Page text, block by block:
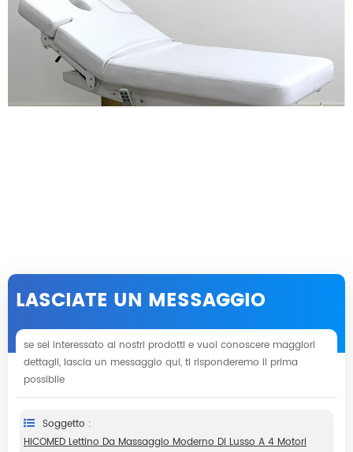
LASCIATE UN MESSAGGIO
se sei interessato ai nostri prodotti e vuoi conoscere maggiori
dettagli, lascia un messaggio qui, ti risponderemo il prima
possibile
Soggetto :
HICOMED Lettino Da Massaggio Moderno Di Lusso A 4 Motori